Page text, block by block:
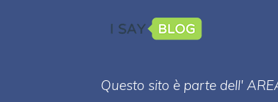
Questo sito è parte dell'